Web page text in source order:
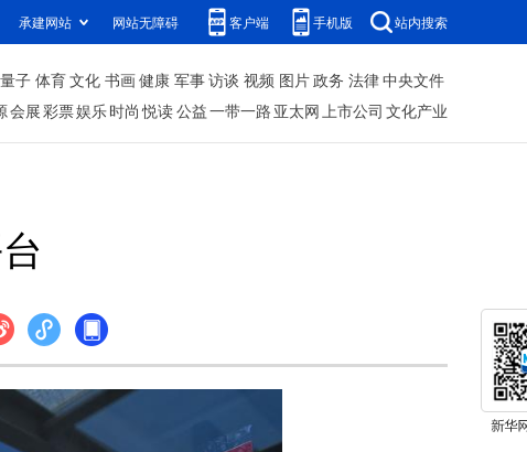
承建网站 网站无障碍 客户端 手机版 站内搜索
量子 体育文化 书画健康 军事访谈 视频 图片政务 法律中央文件
会展彩票娱乐时尚 悦读公益一带一路 亚太网上市公司 文化产业